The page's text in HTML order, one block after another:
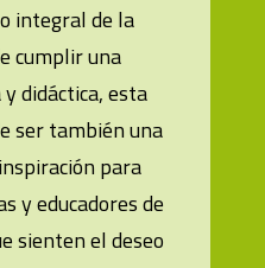
integral de la
cumplir una
didáctica, esta
ser también una
para
y educadores de
sienten el deseo